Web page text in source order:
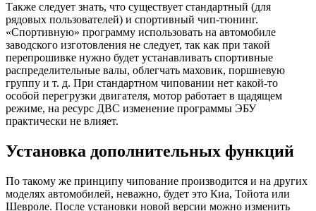
Также следует знать, что существует стандартный (для
рядовых пользователей) и спортивный чип-тюнинг.
«Спортивную» программу использовать на автомобиле
заводского изготовления не следует, так как при такой
перепрошивке нужно будет устанавливать спортивные
распределительные валы, облегчать маховик, поршневую
группу и т. д. При стандартном чиповании нет какой-то
особой перегрузки двигателя, мотор работает в щадящем
режиме, на ресурс ДВС изменение программы ЭБУ
практически не влияет.
Установка дополнительных функций
По такому же принципу чипование производится и на других
моделях автомобилей, неважно, будет это Киа, Тойота или
Шевроле. После установки новой версии можно изменить